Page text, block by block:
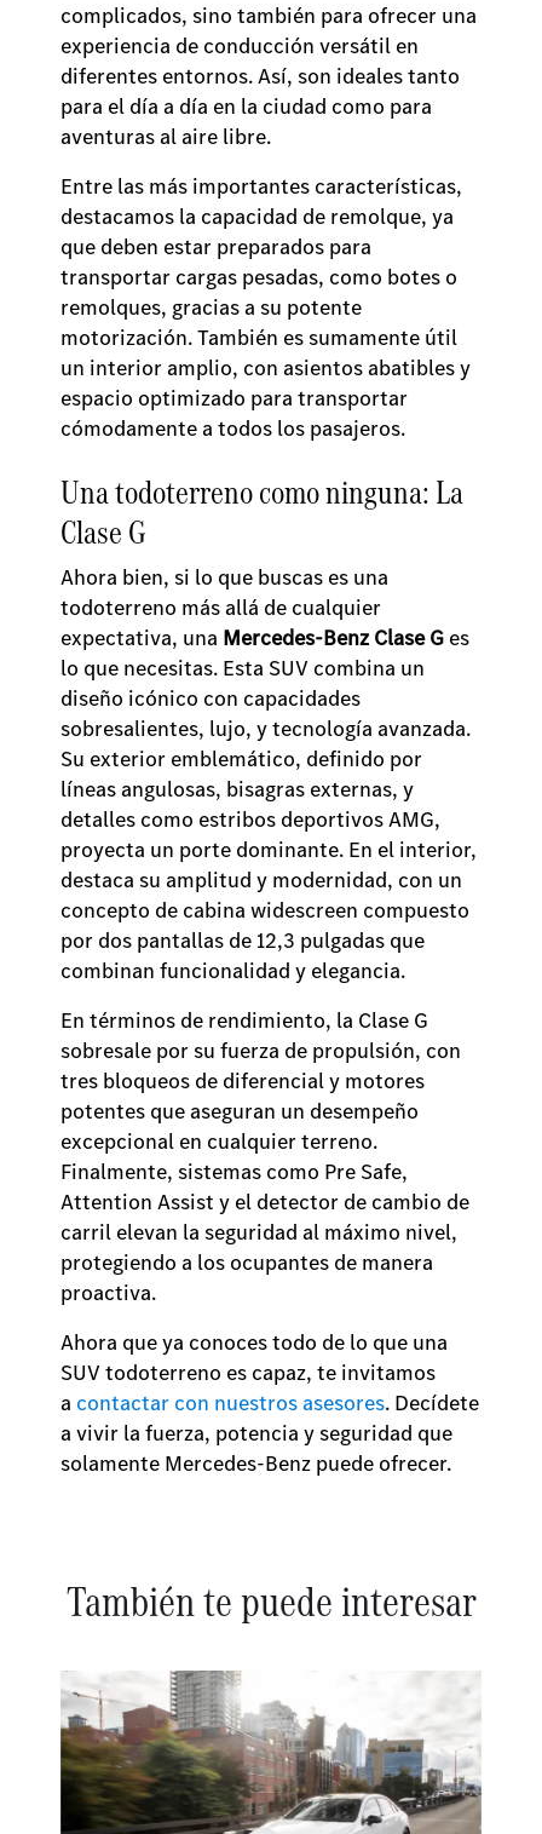
complicados, sino también para ofrecer una
experiencia de conducción versátil en
diferentes entornos. Así, son ideales tanto
para el día a día en la ciudad como para
aventuras al aire libre.
Entre las más importantes características,
destacamos la capacidad de remolque, ya
que deben estar preparados para
transportar cargas pesadas, como botes o
remolques, gracias a su potente
motorización. También es sumamente útil
un interior amplio, con asientos abatibles y
espacio optimizado para transportar
cómodamente a todos los pasajeros.
Una todoterreno como ninguna: La
Clase G
Ahora bien, si lo que buscas es una
todoterreno más allá de cualquier
expectativa, una Mercedes-Benz Clase G es
lo que necesitas. Esta SUV combina un
diseño icónico con capacidades
sobresalientes, lujo, y tecnología avanzada.
Su exterior emblemático, definido por
líneas angulosas, bisagras externas, y
detalles como estribos deportivos AMG,
proyecta un porte dominante. En el interior,
destaca su amplitud y modernidad, con un
concepto de cabina widescreen compuesto
por dos pantallas de 12,3 pulgadas que
combinan funcionalidad y elegancia.
En términos de rendimiento, la Clase G
sobresale por su fuerza de propulsión, con
tres bloqueos de diferencial y motores
potentes que aseguran un desempeño
excepcional en cualquier terreno.
Finalmente, sistemas como Pre Safe,
Attention Assist y el detector de cambio de
carril elevan la seguridad al máximo nivel,
protegiendo a los ocupantes de manera
proactiva.
Ahora que ya conoces todo de lo que una
SUV todoterreno es capaz, te invitamos
a contactar con nuestros asesores. Decídete
a vivir la fuerza, potencia y seguridad que
solamente Mercedes-Benz puede ofrecer.
También te puede interesar